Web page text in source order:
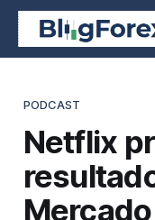
PODCAST
Netflix